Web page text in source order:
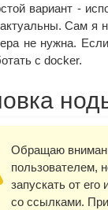
вариант -
Сам я
не нужна.
с docker.
Обращаю
пользователем,
запускать от
со ссылками.